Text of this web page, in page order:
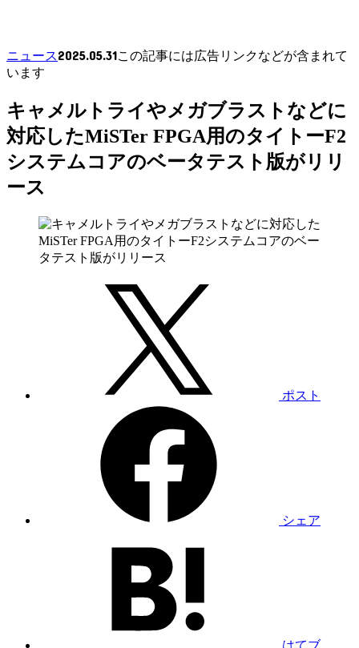
ニュース2025.05.31この記事には広告リンクなどが含まれて
います
キャメルトライやメガブラストなどに
対応したMiSTer FPGA用のタイトーF2
システムコアのベータテスト版がリリ
ース
ポスト
シェア
はてブ